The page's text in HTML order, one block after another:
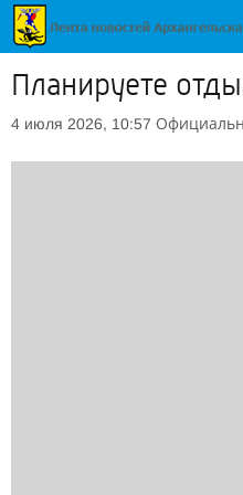
Планируете
4 июля 2026, 10:57